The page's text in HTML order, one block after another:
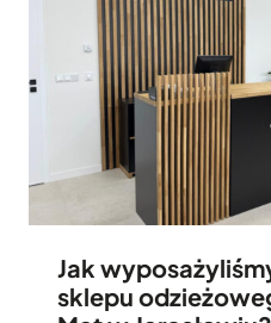
Jak
sklepu